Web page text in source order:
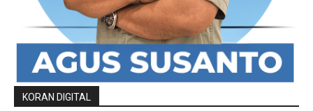
KORAN DIGITAL